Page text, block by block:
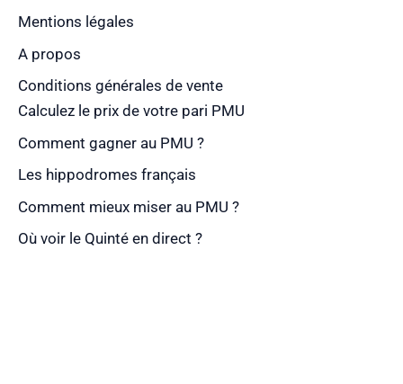
Mentions légales
A propos
Conditions générales de vente
Calculez le prix de votre pari PMU
Comment gagner au PMU ?
Les hippodromes français
Comment mieux miser au PMU ?
Où voir le Quinté en direct ?